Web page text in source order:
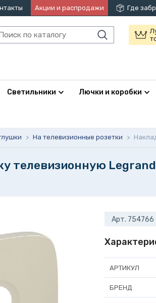
Акции и распродажи Где
Светильники Лючки и коробки
> На телевизионные розетки >
телевизионную Legrand
Арт. 754766
АРТИКУЛ
БРЕНД